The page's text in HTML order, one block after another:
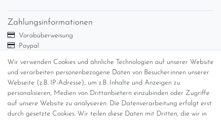
Wir verwenden Cookies und ähnliche Technologien auf unserer Website
und verarbeiten personenbezogene Daten von Besucher:innen unserer
Webseite (z.B. IP-Adresse), um z.B. Inhalte und Anzeigen zu
personalisieren, Medien von Drittanbietern einzubinden oder Zugriffe
auf unsere Website zu analysieren. Die Datenverarbeitung erfolgt erst
durch gesetzte Cookies. Wir teilen diese Daten mit Dritten, die wir in
Zahlungsinformationen
Vorabüberweisung
Paypal
Versandinformationen
Versand per GLS (6,90 Euro) oder DHL (8,49 Euro ) inkl. MwSt.
(innerhalb Deutschlands)